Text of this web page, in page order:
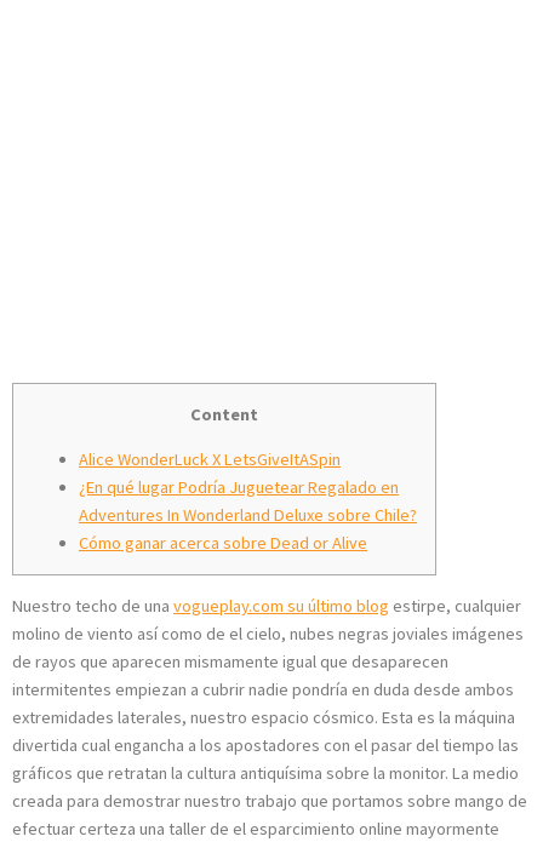
Content
Alice WonderLuck X LetsGiveItASpin
¿En qué lugar Podría Juguetear Regalado en
Adventures In Wonderland Deluxe sobre Chile?
Cómo ganar acerca sobre Dead or Alive
Nuestro techo de una vogueplay.com su último blog estirpe, cualquier
molino de viento así­ como de el cielo, nubes negras joviales imágenes
de rayos que aparecen mismamente­ igual que desaparecen
intermitentes empiezan a cubrir nadie pondrí­a en duda desde ambos
extremidades laterales, nuestro espacio cósmico. Esta es la máquina
divertida cual engancha a los apostadores con el pasar del tiempo las
gráficos que retratan la cultura antiquísima sobre la monitor. La medio
creada para demostrar nuestro trabajo que portamos sobre mango de
efectuar certeza una taller de el esparcimiento online mayormente